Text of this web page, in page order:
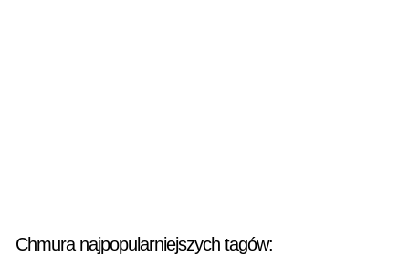
Chmura najpopularniejszych tagów: